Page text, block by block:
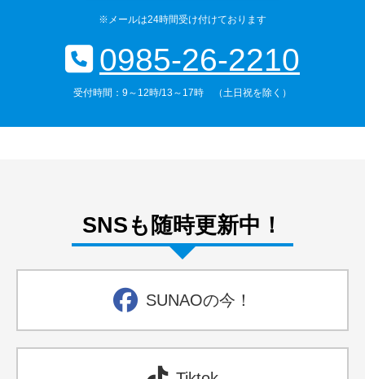
※メールは24時間受け付けております
0985-26-2210
受付時間：9～12時/13～17時 （土日祝を除く）
SNSも随時更新中！
SUNAOの今！